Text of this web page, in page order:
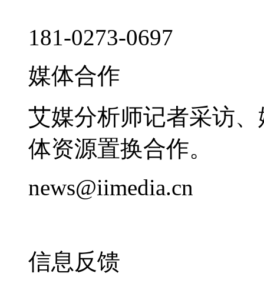
181-0273-0697
媒体合作
艾媒分析师记者采访
体资源置换合作。
news@iimedia.cn
信息反馈